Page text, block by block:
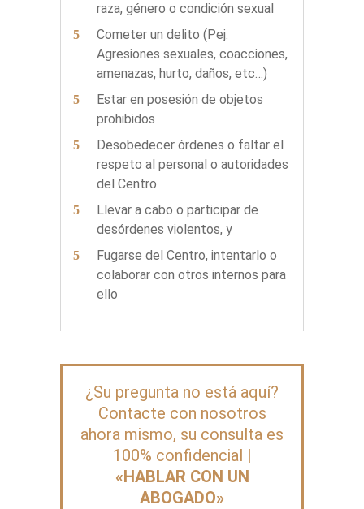
raza, género o condición sexual
Cometer un delito (Pej:
Agresiones sexuales, coacciones,
amenazas, hurto, daños, etc…)
Estar en posesión de objetos
prohibidos
Desobedecer órdenes o faltar el
respeto al personal o autoridades
del Centro
Llevar a cabo o participar de
desórdenes violentos, y
Fugarse del Centro, intentarlo o
colaborar con otros internos para
ello
¿Su pregunta no está aquí?
Contacte con nosotros
ahora mismo, su consulta es
100% confidencial |
«HABLAR CON UN
ABOGADO»